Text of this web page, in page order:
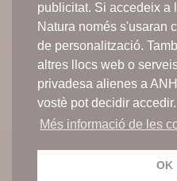
publicitat. Si accedeix a
Natura només s'usaran
de personalització.
altres llocs web o
privadesa alienes a
vostè pot decidir accedir.
Més informació de les
OK